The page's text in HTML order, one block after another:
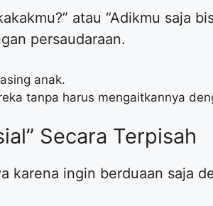
atau “Adikmu saja
persaudaraan.
anak.
tanpa harus mengaitkannya
Secara Terpisah
karena ingin berduaan saja